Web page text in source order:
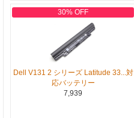
30% OFF
Dell V131 2 シリーズ Latitude 33...対
応バッテリー
7,939